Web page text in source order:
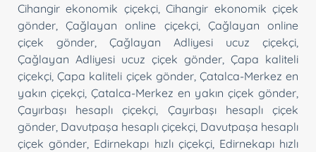
Cihangir ekonomik çiçekçi,Cihangir ekonomik çiçek
gönder ,Çağlayan online çiçekçi, Çağlayan online
çiçek gönder
Çağlayan Adliyesi ucuz çiçekçi
Çağlayan Adliyesi ucuz çiçek gönder Çapa kaliteli
çiçekçi ,Çapa kaliteli çiçek gönder, Çatalca-Merkez en
yakın çiçekçi Çatalca-Merkez en yakın çiçek gönder
Çayırbaşı hesaplı çiçekçi
Çayırbaşı hesaplı çiçek
gönder Davutpaşa hesaplı çiçekçi Davutpaşa hesaplı
çiçek gönder Edirnekapı hızlı çiçekçi, Edirnekapı hızlı